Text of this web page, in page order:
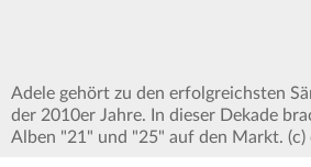
Adele gehört zu den erfolgreichsten
der 2010er Jahre. In dieser Dekade
Alben "21" und "25" auf den Markt. (c)